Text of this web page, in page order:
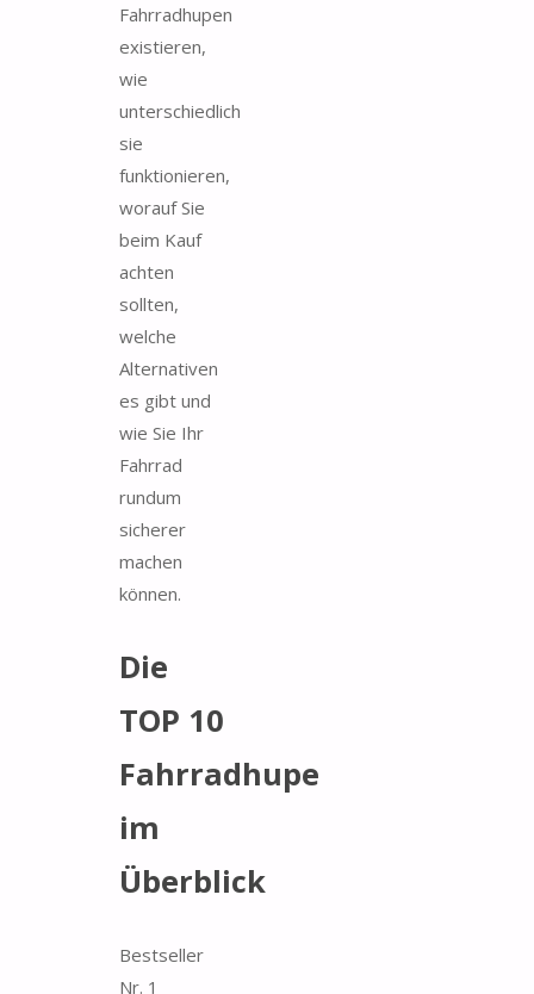
Fahrradhupen
existieren,
wie
unterschiedlich
sie
funktionieren,
worauf Sie
beim Kauf
achten
sollten,
welche
Alternativen
es gibt und
wie Sie Ihr
Fahrrad
rundum
sicherer
machen
können.
Die
TOP 10
Fahrradhupe
im
Überblick
Bestseller
Nr. 1